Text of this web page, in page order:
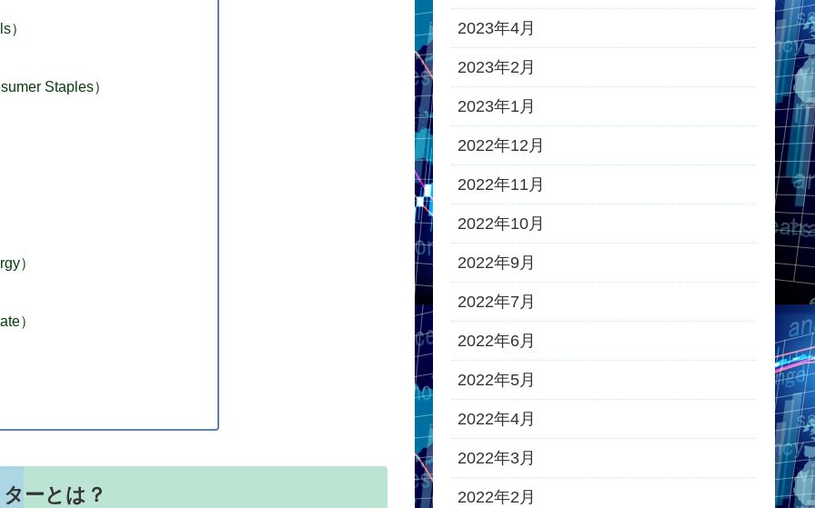
）
Staples）
）
）
ーとは？
2023年4月
2023年2月
2023年1月
2022年12月
2022年11月
2022年10月
2022年9月
2022年7月
2022年6月
2022年5月
2022年4月
2022年3月
2022年2月